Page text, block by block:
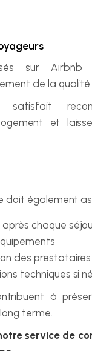
sur Airbnb
de la qualité
satisfait
et
doit également
après chaque
des prestataires
techniques si
à
terme.
service de